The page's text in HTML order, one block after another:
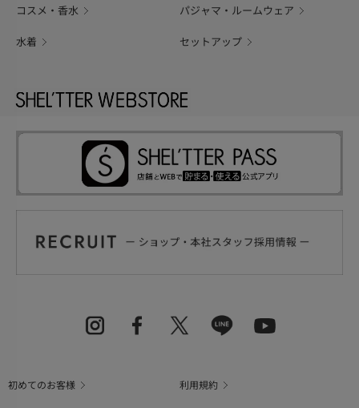
コスメ・香水 パジャマ・ルームウェア
水着 セットアップ
初めてのお客様
利用規約